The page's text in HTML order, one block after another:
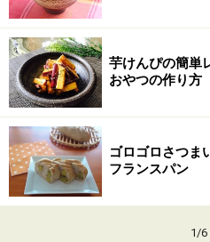
芋けんぴの簡単
おやつの作り方
ゴロゴロさつま
フランスパン
1/6